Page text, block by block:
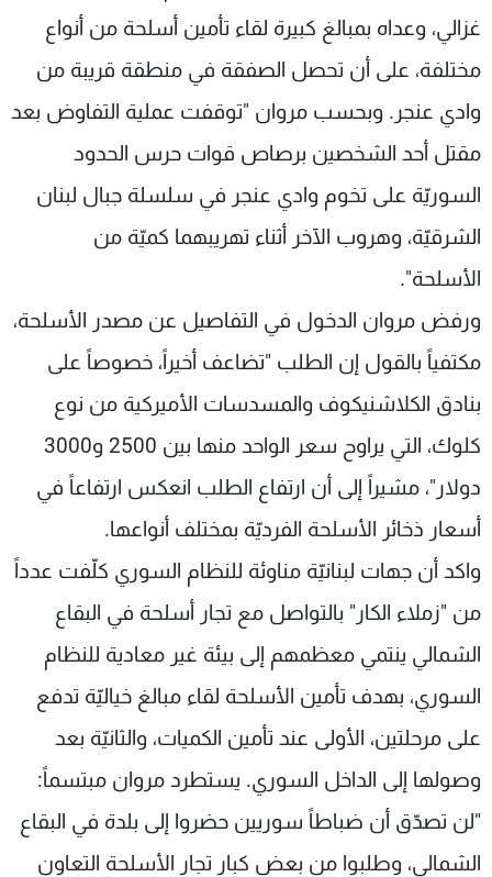
غزالي، وعداه بمبالغ كبيرة لقاء تأمين أسلحة من أنواع
مختلفة، على أن تحصل الصفقة في منطقة قريبة من
وادي عنجر. وبحسب مروان "توقفت عملية التفاوض بعد
مقتل أحد الشخصين برصاص قوات حرس الحدود
السوريّة على تخوم وادي عنجر في سلسلة جبال لبنان
الشرقيّة، وهروب الآخر أثناء تهريبهما كميّة من
الأسلحة".
ورفض مروان الدخول في التفاصيل عن مصدر الأسلحة،
مكتفياً بالقول إن الطلب "تضاعف أخيراً، خصوصاً على
بنادق الكلاشنيكوف والمسدسات الأميركية من نوع
كلوك، التي يراوح سعر الواحد منها بين 2500 و3000
دولار"، مشيراً إلى أن ارتفاع الطلب انعكس ارتفاعاً في
أسعار ذخائر الأسلحة الفرديّة بمختلف أنواعها.
واكد أن جهات لبنانيّة مناوئة للنظام السوري كلّفت عدداً
من "زملاء الكار" بالتواصل مع تجار أسلحة في البقاع
الشمالي ينتمي معظمهم إلى بيئة غير معادية للنظام
السوري، بهدف تأمين الأسلحة لقاء مبالغ خياليّة تدفع
على مرحلتين، الأولى عند تأمين الكميات، والثانيّة بعد
وصولها إلى الداخل السوري. يستطرد مروان مبتسماً:
"لن تصدّق أن ضباطاً سوريين حضروا إلى بلدة في البقاع
الشمالي، وطلبوا من بعض كبار تجار الأسلحة التعاون